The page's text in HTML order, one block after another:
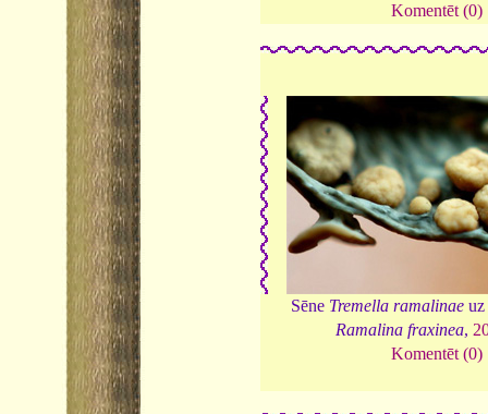
Komentēt (0)
Sēne Tremella ramalinae uz
Ramalina fraxinea,
Komentēt (0)